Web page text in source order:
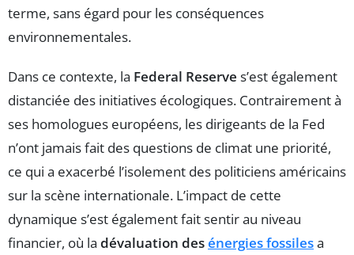
terme, sans égard pour les conséquences
environnementales.
Dans ce contexte, la Federal Reserve s’est également
distanciée des initiatives écologiques. Contrairement à
ses homologues européens, les dirigeants de la Fed
n’ont jamais fait des questions de climat une priorité,
ce qui a exacerbé l’isolement des politiciens américains
sur la scène internationale. L’impact de cette
dynamique s’est également fait sentir au niveau
financier, où la dévaluation desénergies fossilesa